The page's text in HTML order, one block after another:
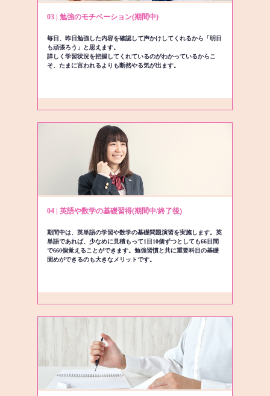
03 | 勉強のモチベーション(期間中)
毎日、昨日勉強した内容を確認して声かけしてくれるから「明日
も頑張ろう」と思えます。
詳しく学習状況を把握してくれているのがわかっているからこ
そ、たまに言われるよりも断然やる気が出ます。
04 | 英語や数学の基礎習得(期間中/終了後)
期間中は、英単語の学習や数学の基礎問題演習を実施します。英
単語であれば、少なめに見積もって1日10個ずつとしても66日間
で660個覚えることができます。勉強習慣と共に重要科目の基礎
固めができるのも大きなメリットです。